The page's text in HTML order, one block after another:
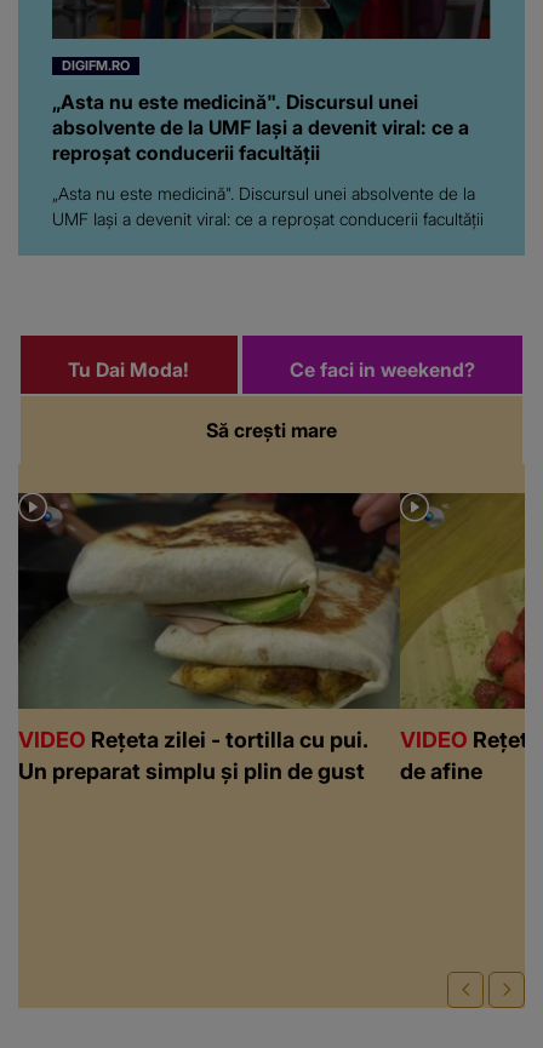
DIGIFM.RO
„Asta nu este medicină". Discursul unei
absolvente de la UMF Iași a devenit viral: ce a
reproșat conducerii facultății
„Asta nu este medicină". Discursul unei absolvente de la
UMF Iași a devenit viral: ce a reproșat conducerii facultății
Să crești mare
Tu Dai Moda! Ce faci in weekend?
VIDEO Rețeta zilei - tortilla cu pui.
Un preparat simplu și plin de gust
VIDEO
de afine